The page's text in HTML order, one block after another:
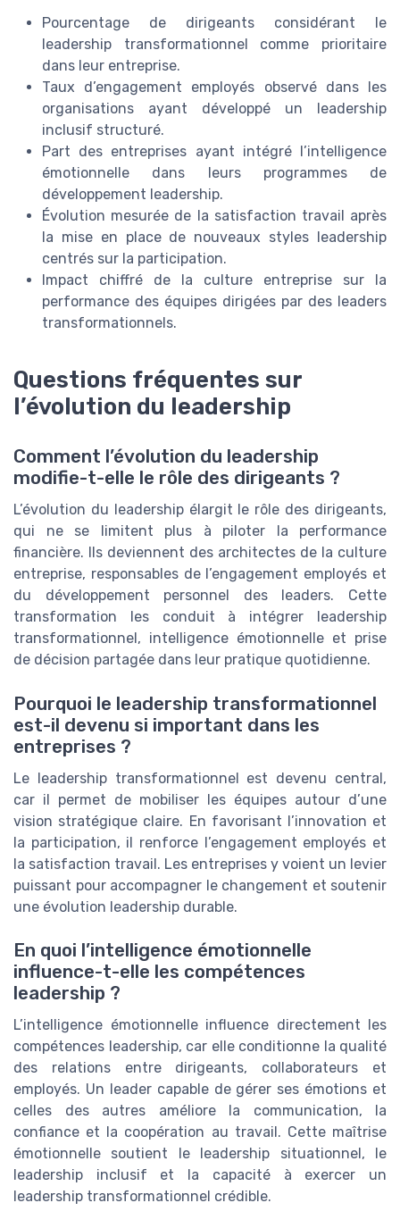
Pourcentage de dirigeants considérant le
leadership transformationnel comme prioritaire
dans leur entreprise.
Taux d’engagement employés observé dans les
organisations ayant développé un leadership
inclusif structuré.
Part des entreprises ayant intégré l’intelligence
émotionnelle dans leurs programmes de
développement leadership.
Évolution mesurée de la satisfaction travail après
la mise en place de nouveaux styles leadership
centrés sur la participation.
Impact chiffré de la culture entreprise sur la
performance des équipes dirigées par des leaders
transformationnels.
Questions fréquentes sur
l’évolution du leadership
Comment l’évolution du leadership
modifie-t-elle le rôle des dirigeants ?
L’évolution du leadership élargit le rôle des dirigeants,
qui ne se limitent plus à piloter la performance
financière. Ils deviennent des architectes de la culture
entreprise, responsables de l’engagement employés et
du développement personnel des leaders. Cette
transformation les conduit à intégrer leadership
transformationnel, intelligence émotionnelle et prise
de décision partagée dans leur pratique quotidienne.
Pourquoi le leadership transformationnel
est-il devenu si important dans les
entreprises ?
Le leadership transformationnel est devenu central,
car il permet de mobiliser les équipes autour d’une
vision stratégique claire. En favorisant l’innovation et
la participation, il renforce l’engagement employés et
la satisfaction travail. Les entreprises y voient un levier
puissant pour accompagner le changement et soutenir
une évolution leadership durable.
En quoi l’intelligence émotionnelle
influence-t-elle les compétences
leadership ?
L’intelligence émotionnelle influence directement les
compétences leadership, car elle conditionne la qualité
des relations entre dirigeants, collaborateurs et
employés. Un leader capable de gérer ses émotions et
celles des autres améliore la communication, la
confiance et la coopération au travail. Cette maîtrise
émotionnelle soutient le leadership situationnel, le
leadership inclusif et la capacité à exercer un
leadership transformationnel crédible.